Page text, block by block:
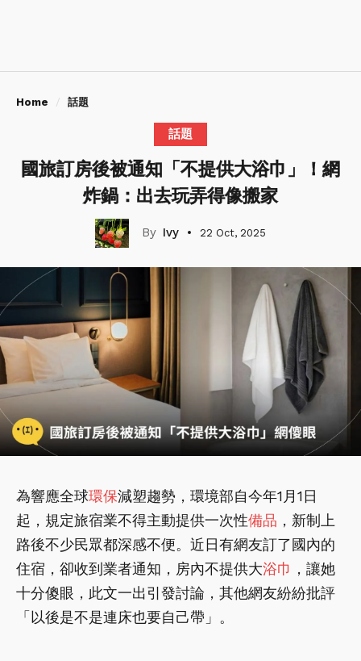
Home 話題
話題
國旅訂房後被通知「不提供大浴巾」！網
炸鍋：出去玩弄得像搬家
Ivy 22 Oct, 2025
為響應全球環保減塑趨勢，環境部自今年1月1日
起，規定旅宿業不得主動提供一次性備品 ，新制上
路後不少民眾都深感不便。近日有網友訂了國內的
住宿，卻收到業者通知，房內不提供大浴巾 ，讓她
十分傻眼，此文一出引發討論，其他網友紛紛批評
「以後是不是連床也要自己帶」。